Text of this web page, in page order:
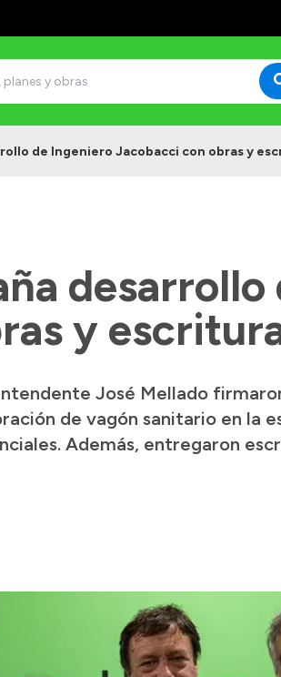
de Ingeniero Jacobacci con obras y
y
José Mellado
de vagón sanitario en la
Además, entregaron